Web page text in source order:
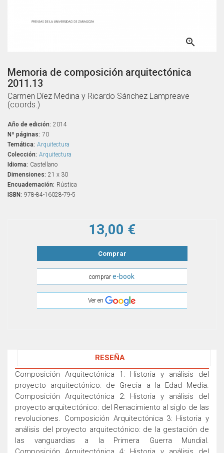

Memoria de composición arquitectónica
2011.13
Carmen Díez Medina y Ricardo Sánchez Lampreave
(coords.)
Año de edición: 2014
Nº páginas: 70
Temática: Arquitectura
Colección: Arquitectura
Idioma: Castellano
Dimensiones: 21 x 30
Encuadernación: Rústica
ISBN: 978-84-16028-79-5
13,00 €
Comprar
comprare-book
Ver en
RESEÑA
Composición Arquitectónica 1: Historia y análisis del
proyecto arquitectónico: de Grecia a la Edad Media.
Composición Arquitectónica 2: Historia y análisis del
proyecto arquitectónico: del Renacimiento al siglo de las
revoluciones. Composición Arquitectónica 3: Historia y
análisis del proyecto arquitectónico: de la gestación de
las vanguardias a la Primera Guerra Mundial.